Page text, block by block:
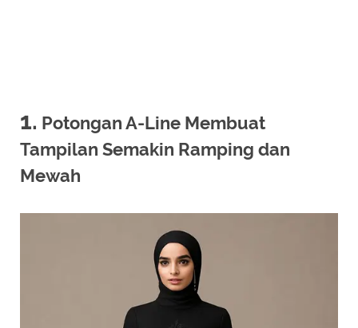
1. Potongan A-Line Membuat
Tampilan Semakin Ramping dan
Mewah